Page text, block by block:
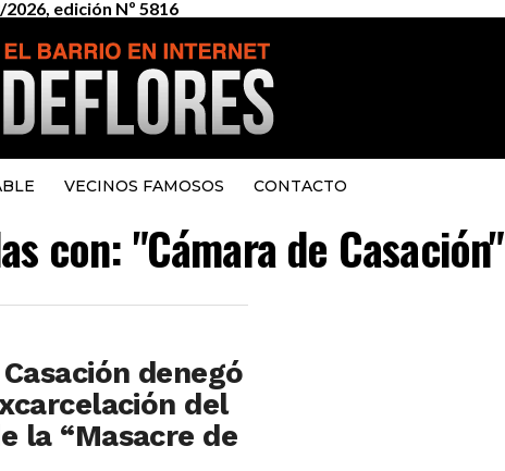
edición Nº 5816
VECINOS FAMOSOS CONTACTO
con: "Cámara de Casación"
denegó
del
la “Masacre de